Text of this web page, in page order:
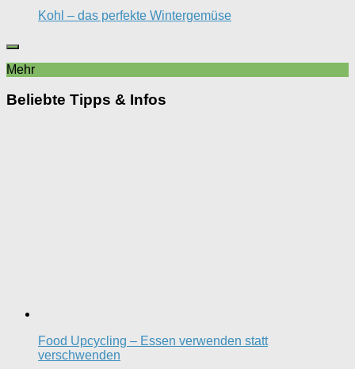
Kohl – das perfekte Wintergemüse
Mehr
Beliebte Tipps & Infos
Food Upcycling – Essen verwenden statt
verschwenden